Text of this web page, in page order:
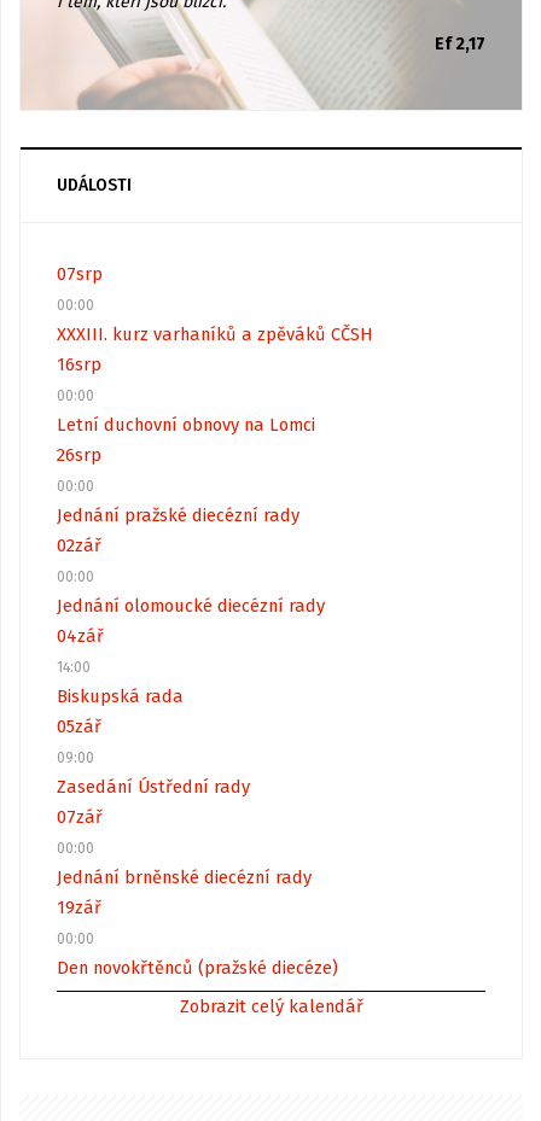
Ef 2,17
UDÁLOSTI
07srp
00:00
XXXIII. kurz varhaníků a zpěváků CČSH
16srp
00:00
Letní duchovní obnovy na Lomci
26srp
00:00
Jednání pražské diecézní rady
02zář
00:00
Jednání olomoucké diecézní rady
04zář
14:00
Biskupská rada
05zář
09:00
Zasedání Ústřední rady
07zář
00:00
Jednání brněnské diecézní rady
19zář
00:00
Den novokřtěnců (pražské diecéze)
Zobrazit celý kalendář